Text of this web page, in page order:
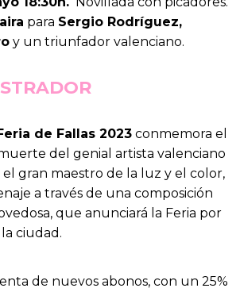
para Sergio Rodríguez,
y un triunfador valenciano.
de Fallas 2023 conmemora el
del genial artista valenciano
el gran maestro de la luz y el color,
a través de una composición
que anunciará la Feria por
ciudad.
de nuevos abonos, con un 25%